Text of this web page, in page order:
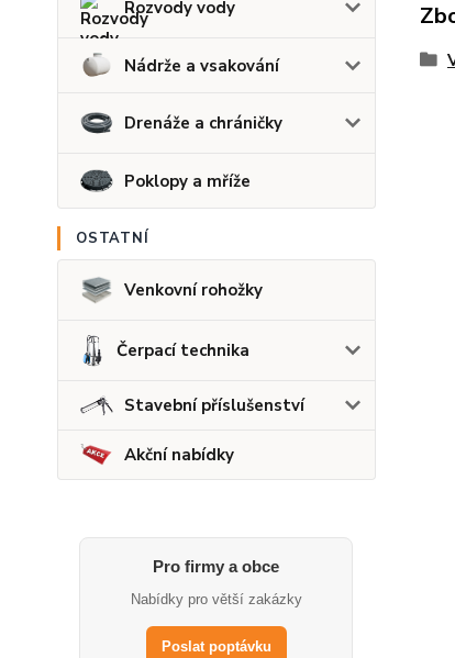
Rozvody vody
Nádrže a vsakování
Drenáže a chráničky
Poklopy a mříže
OSTATNÍ
Venkovní rohožky
Čerpací technika
Stavební příslušenství
Akční nabídky
Pro firmy a obce
Nabídky pro větší zakázky
Poslat poptávku